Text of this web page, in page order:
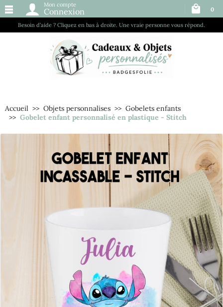
Besoin d’aide ? Cliquez en bas à droite. Une vraie personne vous répond.
Mon compte
Connexion 0
Accueil Objets personnalises
Gobelets enfants
Gobelet enfant personnalisé en plastique - Stitch